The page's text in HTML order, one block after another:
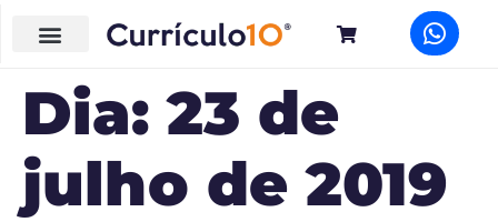
Dia:23 de
julho de 2019